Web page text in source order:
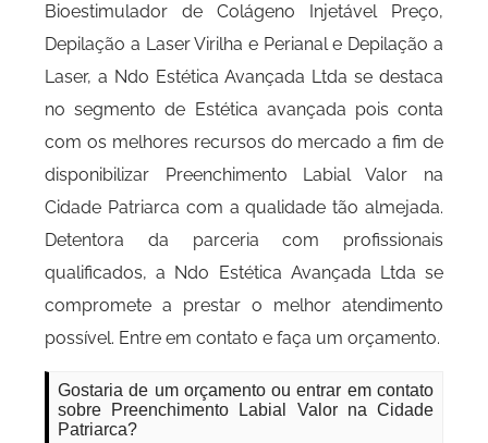
Bioestimulador de Colágeno Injetável Preço,
Depilação a Laser Virilha e Perianal e Depilação a
Laser, a Ndo Estética Avançada Ltda se destaca
no segmento de Estética avançada pois conta
com os melhores recursos do mercado a fim de
disponibilizar Preenchimento Labial Valor na
Cidade Patriarca com a qualidade tão almejada.
Detentora da parceria com profissionais
qualificados, a Ndo Estética Avançada Ltda se
compromete a prestar o melhor atendimento
possível. Entre em contato e faça um orçamento.
Gostaria de um orçamento ou entrar em contato
sobre Preenchimento Labial Valor na Cidade
Patriarca?